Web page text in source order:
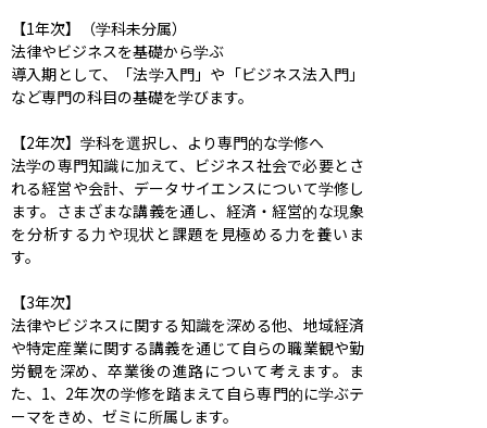
【1年次】（学科未分属）
法律やビジネスを基礎から学ぶ
導入期として、「法学入門」や「ビジネス法入門」
など専門の科目の基礎を学びます。
【2年次】学科を選択し、より専門的な学修へ
法学の専門知識に加えて、ビジネス社会で必要とさ
れる経営や会計、データサイエンスについて学修し
ます。さまざまな講義を通し、経済・経営的な現象
を分析する力や現状と課題を見極める力を養いま
す。
【3年次】
法律やビジネスに関する知識を深める他、地域経済
や特定産業に関する講義を通じて自らの職業観や勤
労観を深め、卒業後の進路について考えます。ま
た、1、2年次の学修を踏まえて自ら専門的に学ぶテ
ーマをきめ、ゼミに所属します。